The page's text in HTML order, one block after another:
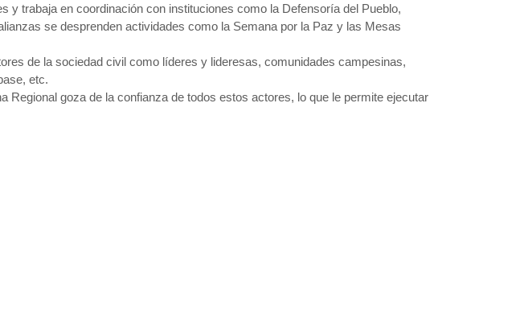
y trabaja en coordinación con instituciones como la Defensoría del Pueblo,
se desprenden actividades como la Semana por la Paz y las Mesas
de la sociedad civil como líderes y lideresas, comunidades campesinas,
etc.
goza de la confianza de todos estos actores, lo que le permite ejecutar